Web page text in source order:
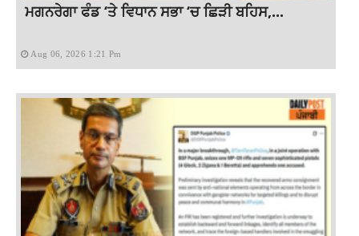
ਮਗਨਰੇਗਾ ਫੰਡ ‘ਤੇ ਵਿਧਾਨ ਸਭਾ ‘ਚ ਛਿੜੀ ਬਹਿਸ,...
Aug 06, 2026 1:21 Pm